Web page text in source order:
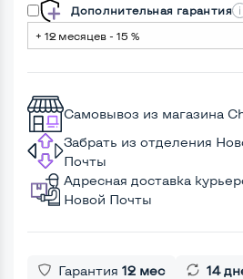
Дополнительная гарантия
Самовывоз из магазина
Забрать из отделения
Почты
Адресная доставка
Новой Почты
Гарантия 12 мес 14